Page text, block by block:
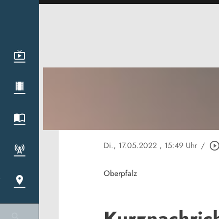
Di., 17.05.2022 , 15:49 Uhr / play_circle_outline
Oberpfalz